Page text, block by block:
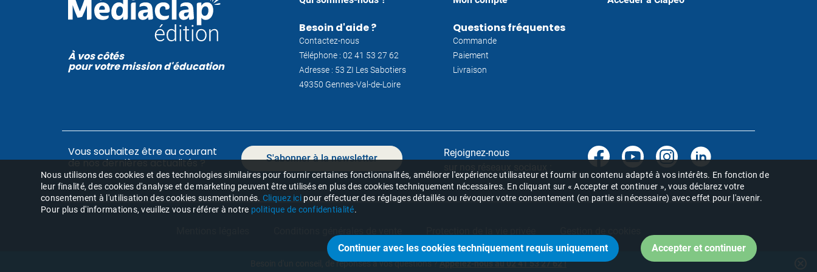
À vos côtés
pour votre mission d'éducation
Besoin d'aide ?
Contactez-nous
Téléphone : 02 41 53 27 62
Adresse : 53 ZI Les Sabotiers
49350 Gennes-Val-de-Loire
Questions fréquentes
Commande
Paiement
Livraison
Vous souhaitez être au courant
de nos dernières actualités ?
S'abonner à la newsletter
Rejoignez-nous
Besoin d'un conseil, de réponses à vos questions ?Appelez-nous au 02 41 53 27 62 !
Nous utilisons des cookies et des technologies similaires pour fournir certaines fonctionnalités, améliorer l'expérience utilisateur et fournir un contenu adapté à vos intérêts. En fonction de
leur finalité, des cookies d'analyse et de marketing peuvent être utilisés en plus des cookies techniquement nécessaires. En cliquant sur « Accepter et continuer », vous déclarez votre
consentement à l'utilisation des cookies susmentionnés. Cliquez icipour effectuer des réglages détaillés ou révoquer votre consentement (en partie si nécessaire) avec effet pour l'avenir.
Pour plus d'informations, veuillez vous référer à notre politique de confidentialité.